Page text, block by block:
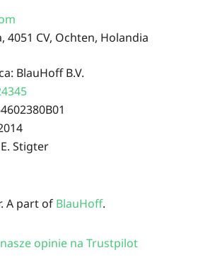
4051 CV, Ochten, Holandia
BlauHoff B.V.
Stigter
A part of BlauHoff.
opinie na Trustpilot